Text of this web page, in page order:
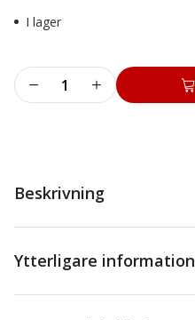
I lager
Startpaket
vikter
Beskrivning
Ytterligare information